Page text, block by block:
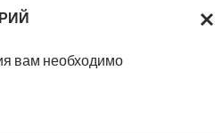
вам необходимо